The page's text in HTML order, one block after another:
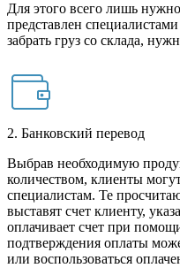
Для этого всего лишь
представлен
забрать груз со склада,
2. Банковский перевод
Выбрав необходимую
количеством, клиенты
специалистам. Те
выставят счет клиенту,
оплачивает счет при
подтверждения оплаты
или воспользоваться